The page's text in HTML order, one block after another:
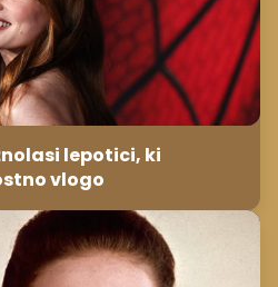
lepotici, ki
vlogo